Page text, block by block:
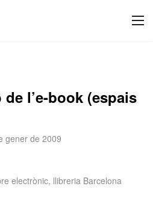
de l’e-book (espais
gener de 2009
electrònic, llibreria Barcelona